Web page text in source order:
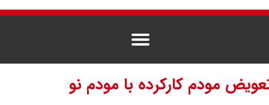
مودم کارکرده با مودم نو